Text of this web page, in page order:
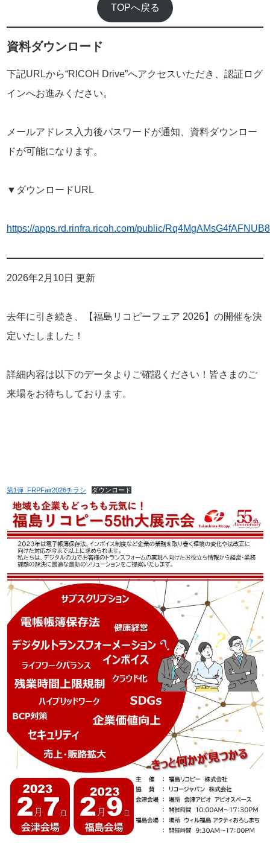
TOPへ戻る
資料ダウンロード
下記URLから“RICOH Drive”へアクセスいただき、認証ログ
インへお進みください。
メールアドレス入力後パスワードが通知、資料ダウンロー
ドが可能になります。
▼ダウンロードURL
https://apps.rd.rinfra.ricoh.com/public/
2026年2月10日 更新
去年に引き続き、【福島リコピーフェア 2026】の開催を決
定いたしました！
詳細内容は以下のデータよりご確認ください！皆さまのご
来場をお待ちしております。
第1弾_FRPFair2026チラシ ダウンロード